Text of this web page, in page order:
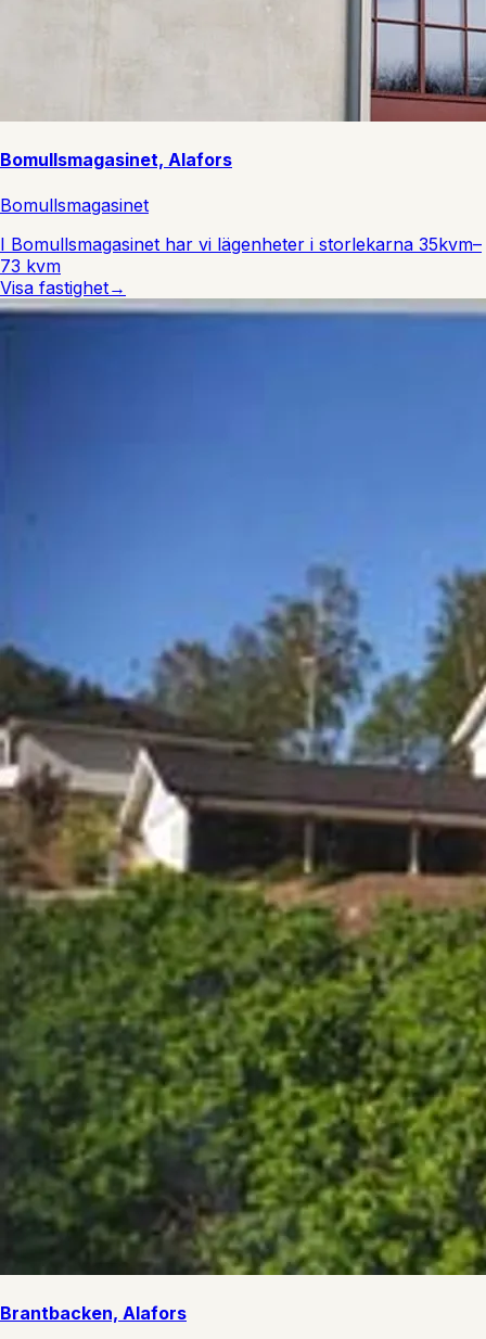
Bomullsmagasinet, Alafors
Bomullsmagasinet
I Bomullsmagasinet har vi lägenheter i storlekarna 35kvm–
73 kvm
Visa fastighet→
Brantbacken, Alafors